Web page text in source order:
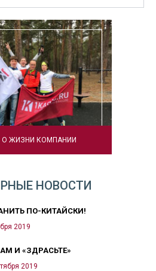
О ЖИЗНИ КОМПАНИИ
НОВОСТИ
ПО-КИТАЙСКИ!
2019
И «ЗДРАСЬТЕ»
2019